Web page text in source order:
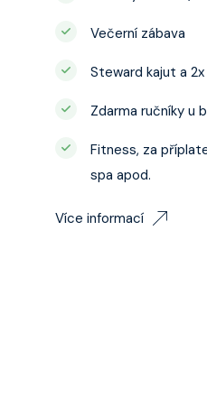
Večerní zábava
Steward kajut a
Zdarma ručníky u
Fitness, za
spa apod.
Více informací